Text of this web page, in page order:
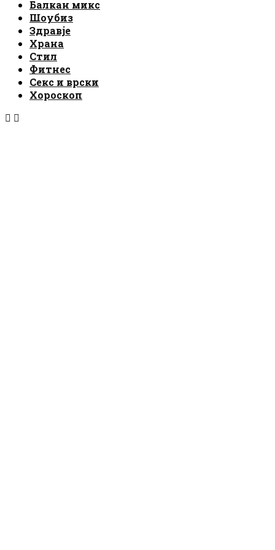
Балкан микс
Шоубиз
Здравје
Храна
Стил
Фитнес
Секс и врски
Хороскоп